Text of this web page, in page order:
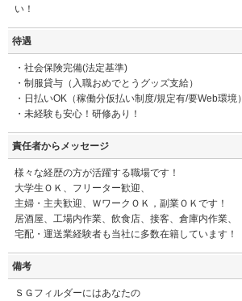
い！
待遇
・社会保険完備(法定基準)
・制服貸与（入職おめでとうグッズ支給）
・日払いOK（稼働分仮払い制度/規定有/要Web環境）
・未経験も安心！研修あり！
責任者からメッセージ
様々な経歴の方が活躍する職場です！
大学生ＯＫ、フリーター歓迎、
主婦・主夫歓迎、ＷワークＯＫ，副業ＯＫです！
居酒屋、工場内作業、飲食店、接客、倉庫内作業、
宅配・運送業経験者も当社に多数在籍しています！
備考
ＳＧフィルダーにはあなたの